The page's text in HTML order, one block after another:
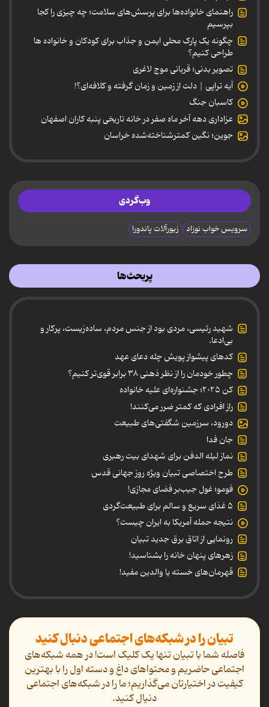
راهنمای خانواده‌ها برای پرسش‌های سلامت؛ چه چیزی را کجا
بپرسیم
چگونه یک پارک محلی ایمن و جذاب برای کودکان و خانواده ها
طراحی کنیم؟
تصویر بدنی؛ قربانی موج لاغری
آیه تراپی | دلت از زمین و زمان گرفته و کلافه‌ای؟!
کاسبان جنگ
عزاداری دهه آخر ماه صفر در خانه تاریخی پنبه کاران اصفهان
جوین؛ نگین کمترشناخته‌شده خراسان
وب‌گردی
سرویس خواب نوزاد زیورآلات پاندورا
پربحث‌ها
شهید رئیسی، مردی بود از جنس مردم، ساده‌زیست، پرکار و
بی‌ادعا.
کدهای پیشواز پویش چله دعای عهد
چطور خودمان را از نظر ذهنی ۳۸ برابر قوی‌تر کنیم؟
کن ۲۰۲۵؛ جشنواره‌ای علیه خانواده
راز افرادی که کمتر ضرر می‌کنند!
دورود، سرزمین شگفتی‌های طبیعت
جان فدا
نماز لیله الدفن برای شهدای بیت رهبری
طرح اختصاصی تبیان ویژه روز جهانی قدس
فومو؛ غول جیب‌بر فضای مجازی!
۵ غذای سریع و سالم برای طبیعت‌گردی
نتیجه حمله آمریکا به ایران چیست؟
رونمایی از اتاق برق جدید تبیان
زهرهای پنهان خانه را بشناسید!
قهرمان‌های خسته یا والدین مفید!
تبیان را در شبکه‌های اجتماعی دنبال کنید
فاصله شما با تبیان تنها یک کلیک است! در همه شبکه‌های
اجتماعی حاضریم و محتواهای داغ و دسته اول را با بهترین
کیفیت در اختیارتان می‌گذاریم؛ ما را در شبکه‌های اجتماعی
دنیال کنید.